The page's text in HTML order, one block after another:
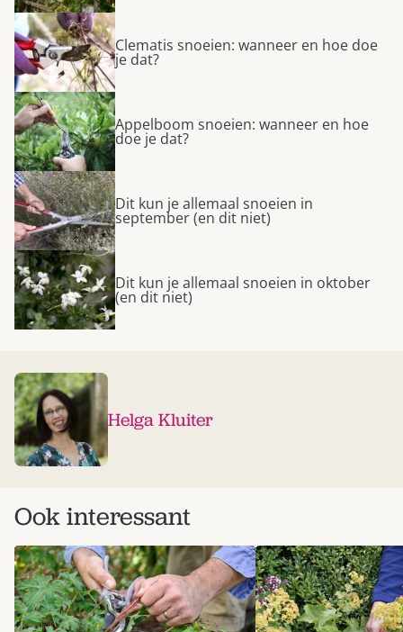
Clematis snoeien: wanneer en hoe doe
je dat?
Appelboom snoeien: wanneer en hoe
doe je dat?
Dit kun je allemaal snoeien in
september (en dit niet)
Dit kun je allemaal snoeien in oktober
(en dit niet)
Helga Kluiter
Ook interessant